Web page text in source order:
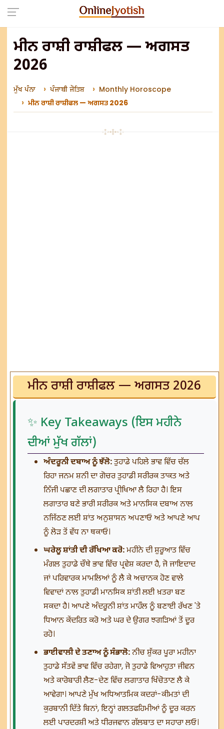
ਮੀਨ ਰਾਸ਼ੀ ਰਾਸ਼ੀਫਲ — ਅਗਸਤ
2026
ਮੁੱਖ ਪੰਨਾ ਪੰਜਾਬੀ ਜੋਤਿਸ਼
Monthly Horoscope
ਮੀਨ ਰਾਸ਼ੀ ਰਾਸ਼ੀਫਲ — ਅਗਸਤ 2026
ਮੀਨ ਰਾਸ਼ੀ ਰਾਸ਼ੀਫਲ — ਅਗਸਤ 2026
✨ Key Takeaways (ਇਸ ਮਹੀਨੇ
ਦੀਆਂ ਮੁੱਖ ਗੱਲਾਂ)
ਅੰਦਰੂਨੀ ਦਬਾਅ ਨੂੰ ਝੱਲੋ:ਤੁਹਾਡੇ ਪਹਿਲੇ ਭਾਵ ਵਿੱਚ ਚੱਲ
ਰਿਹਾ ਜਨਮ ਸ਼ਨੀ ਦਾ ਗੋਚਰ ਤੁਹਾਡੀ ਸਰੀਰਕ ਤਾਕਤ ਅਤੇ
ਨਿੱਜੀ ਪਛਾਣ ਦੀ ਲਗਾਤਾਰ ਪ੍ਰੀਖਿਆ ਲੈ ਰਿਹਾ ਹੈ। ਇਸ
ਲਗਾਤਾਰ ਬਣੇ ਭਾਰੀ ਸਰੀਰਕ ਅਤੇ ਮਾਨਸਿਕ ਦਬਾਅ ਨਾਲ
ਨਜਿੱਠਣ ਲਈ ਸ਼ਾਂਤ ਅਨੁਸ਼ਾਸਨ ਅਪਣਾਓ ਅਤੇ ਆਪਣੇ ਆਪ
ਨੂੰ ਲੋੜ ਤੋਂ ਵੱਧ ਨਾ ਥਕਾਓ।
ਘਰੇਲੂ ਸ਼ਾਂਤੀ ਦੀ ਰੱਖਿਆ ਕਰੋ:ਮਹੀਨੇ ਦੀ ਸ਼ੁਰੂਆਤ ਵਿੱਚ
ਮੰਗਲ ਤੁਹਾਡੇ ਚੌਥੇ ਭਾਵ ਵਿੱਚ ਪ੍ਰਵੇਸ਼ ਕਰਦਾ ਹੈ, ਜੋ ਜਾਇਦਾਦ
ਜਾਂ ਪਰਿਵਾਰਕ ਮਾਮਲਿਆਂ ਨੂੰ ਲੈ ਕੇ ਅਚਾਨਕ ਹੋਣ ਵਾਲੇ
ਵਿਵਾਦਾਂ ਨਾਲ ਤੁਹਾਡੀ ਮਾਨਸਿਕ ਸ਼ਾਂਤੀ ਲਈ ਖ਼ਤਰਾ ਬਣ
ਸਕਦਾ ਹੈ। ਆਪਣੇ ਅੰਦਰੂਨੀ ਸ਼ਾਂਤ ਮਾਹੌਲ ਨੂੰ ਬਣਾਈ ਰੱਖਣ 'ਤੇ
ਧਿਆਨ ਕੇਂਦਰਿਤ ਕਰੋ ਅਤੇ ਘਰ ਦੇ ਉਗਰ ਝਗੜਿਆਂ ਤੋਂ ਦੂਰ
ਰਹੋ।
ਭਾਈਵਾਲੀ ਦੇ ਤਣਾਅ ਨੂੰ ਸੰਭਾਲੋ:ਨੀਚ ਸ਼ੁੱਕਰ ਪੂਰਾ ਮਹੀਨਾ
ਤੁਹਾਡੇ ਸੱਤਵੇਂ ਭਾਵ ਵਿੱਚ ਰਹੇਗਾ, ਜੋ ਤੁਹਾਡੇ ਵਿਆਹੁਤਾ ਜੀਵਨ
ਅਤੇ ਕਾਰੋਬਾਰੀ ਲੈਣ-ਦੇਣ ਵਿੱਚ ਲਗਾਤਾਰ ਖਿੱਚੋਤਾਣ ਲੈ ਕੇ
ਆਵੇਗਾ। ਆਪਣੇ ਮੁੱਖ ਅਧਿਆਤਮਿਕ ਕਦਰਾਂ-ਕੀਮਤਾਂ ਦੀ
ਕੁਰਬਾਨੀ ਦਿੱਤੇ ਬਿਨਾਂ, ਇਨ੍ਹਾਂ ਗਲਤਫਹਿਮੀਆਂ ਨੂੰ ਦੂਰ ਕਰਨ
ਲਈ ਪਾਰਦਰਸ਼ੀ ਅਤੇ ਧੀਰਜਵਾਨ ਗੱਲਬਾਤ ਦਾ ਸਹਾਰਾ ਲਓ।